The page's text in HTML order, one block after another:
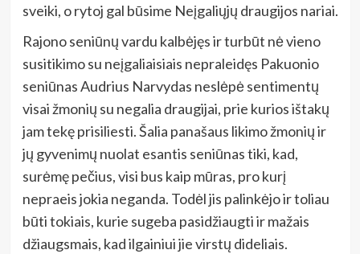
sveiki, o rytoj gal būsime Neįgaliųjų draugijos nariai.
Rajono seniūnų vardu kalbėjęs ir turbūt nė vieno
susitikimo su neįgaliaisiais nepraleidęs Pakuonio
seniūnas Audrius Narvydas neslėpė sentimentų
visai žmonių su negalia draugijai, prie kurios ištakų
jam tekę prisiliesti. Šalia panašaus likimo žmonių ir
jų gyvenimų nuolat esantis seniūnas tiki, kad,
surėmę pečius, visi bus kaip mūras, pro kurį
nepraeis jokia neganda. Todėl jis palinkėjo ir toliau
būti tokiais, kurie sugeba pasidžiaugti ir mažais
džiaugsmais, kad ilgainiui jie virstų dideliais.